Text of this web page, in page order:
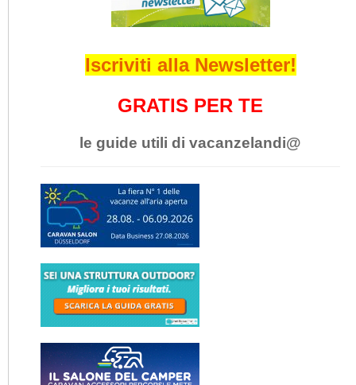
Iscriviti alla Newsletter!
GRATIS PER TE
le guide utili di vacanzelandi@